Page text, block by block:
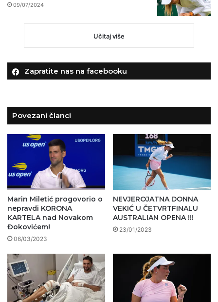
09/07/2024
Učitaj više
Zapratite nas na facebooku
Povezani članci
Marin Miletić progovorio o
nepravdi KORONA
KARTELA nad Novakom
Đokovićem!
06/03/2023
NEVJEROJATNA DONNA
VEKIĆ U ČETVRTFINALU
AUSTRALIAN OPENA !!!
23/01/2023